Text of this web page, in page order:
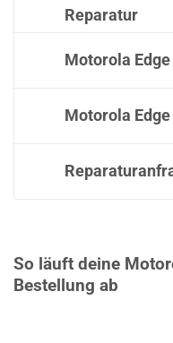
Reparatur
Motorola
Motorola
So läuft deine
Bestellung ab